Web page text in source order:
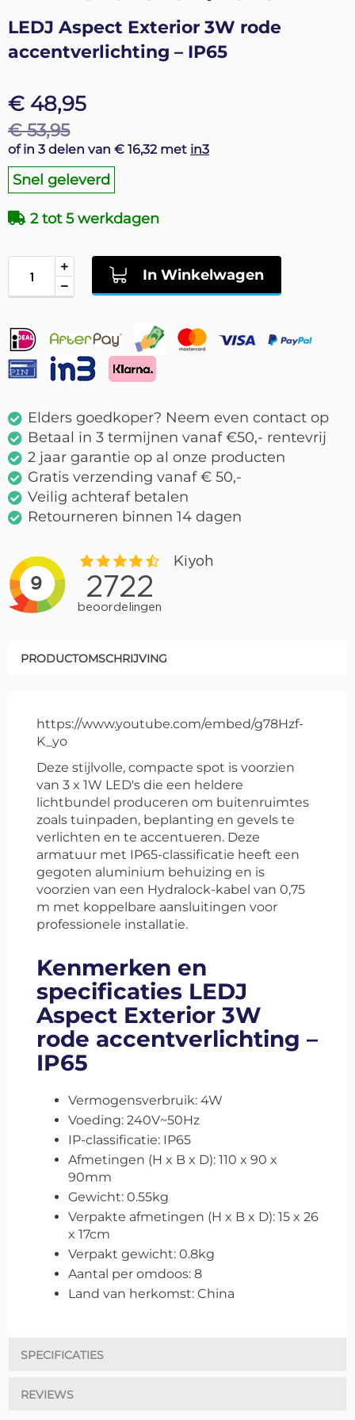
LEDJ Aspect Exterior 3W rode
accentverlichting – IP65
€ 48,95
€ 53,95
of in 3 delen van € 16,32 met in3
Snel geleverd
2 tot 5 werkdagen
In Winkelwagen
Elders goedkoper? Neem even contact op
Betaal in 3 termijnen vanaf €50,- rentevrij
2 jaar garantie op al onze producten
Gratis verzending vanaf € 50,-
Veilig achteraf betalen
Retourneren binnen 14 dagen
naar
het
de
afbeeldingen-
gallerij
PRODUCTOMSCHRIJVING
https://www.youtube.com/embed/g78Hzf-
K_yo
Deze stijlvolle, compacte spot is voorzien
van 3 x 1W LED's die een heldere
lichtbundel produceren om buitenruimtes
zoals tuinpaden, beplanting en gevels te
verlichten en te accentueren. Deze
armatuur met IP65-classificatie heeft een
gegoten aluminium behuizing en is
voorzien van een Hydralock-kabel van 0,75
m met koppelbare aansluitingen voor
professionele installatie.
Kenmerken en
specificaties LEDJ
Aspect Exterior 3W
rode accentverlichting –
IP65
Vermogensverbruik: 4W
Voeding: 240V~50Hz
IP-classificatie: IP65
Afmetingen (H x B x D): 110 x 90 x
90mm
Gewicht: 0.55kg
Verpakte afmetingen (H x B x D): 15 x 26
x 17cm
Verpakt gewicht: 0.8kg
Aantal per omdoos: 8
Land van herkomst: China
SPECIFICATIES
REVIEWS